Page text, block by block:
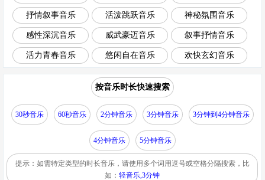
抒情叙事音乐 活泼跳跃音乐 神秘氛围音乐
感性深沉音乐 威武豪迈音乐 叙事抒情音乐
活力青春音乐 悠闲自在音乐 欢快玄幻音乐
按音乐时长快速搜索
30秒音乐 60秒音乐 2分钟音乐 3分钟音乐 3分钟到4分钟音乐
4分钟音乐 5分钟音乐
提示：如需特定类型的时长音乐，请使用多个词用逗号或空格分隔搜索，比
如：轻音乐,3分钟